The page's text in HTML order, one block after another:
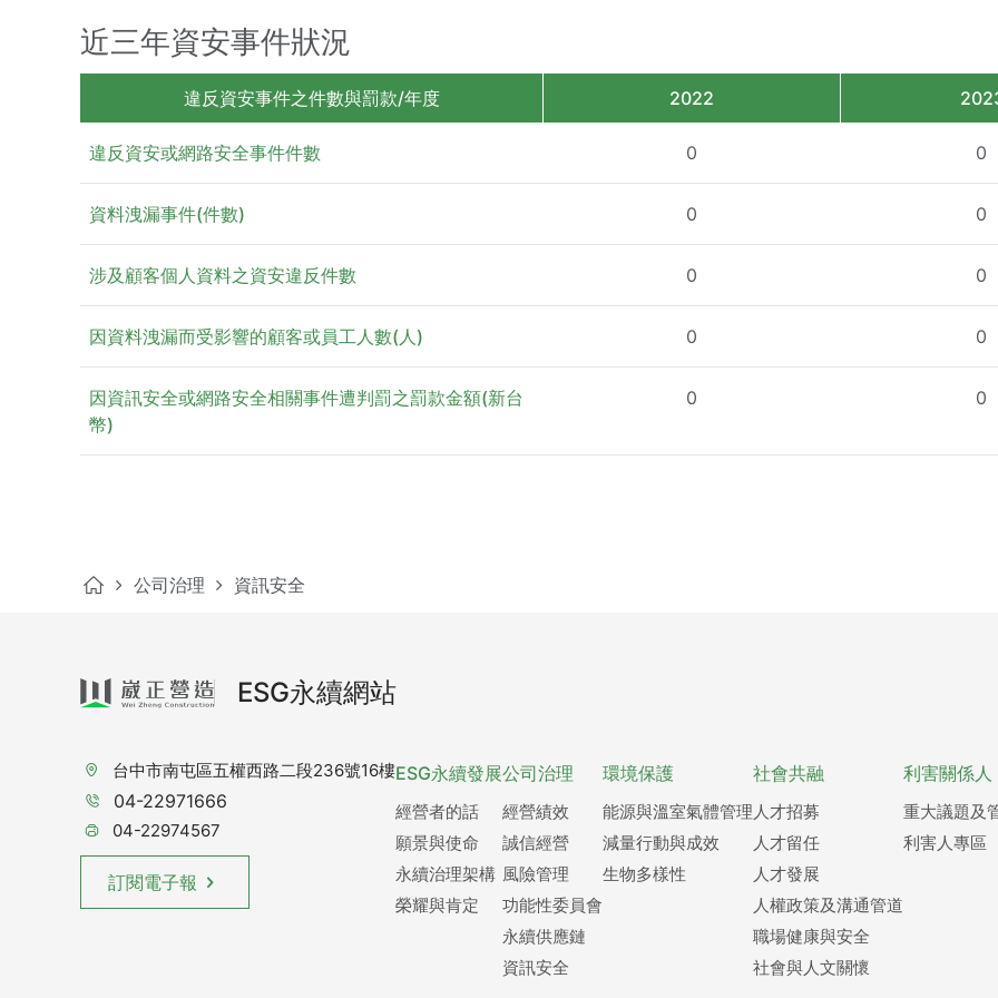
近三年資安事件狀況
違反資安事件之件數與罰款/年度 2022
違反資安或網路安全事件件數 0 0
資料洩漏事件(件數) 0 0
涉及顧客個人資料之資安違反件數 0 0
因資料洩漏而受影響的顧客或員工人數(人) 0 0
因資訊安全或網路安全相關事件遭判罰之罰款金額(新台
幣)
0 0
公司治理 資訊安全
ESG永續網站
台中市南屯區五權西路二段236號16樓
04-22971666
04-22974567
訂閱電子報
ESG永續發展
經營者的話
願景與使命
永續治理架構
榮耀與肯定
公司治理
經營績效
誠信經營
風險管理
功能性委員會
永續供應鏈
資訊安全
環境保護
能源與溫室氣體管理
減量行動與成效
生物多樣性
社會共融
人才招募
人才留任
人才發展
人權政策及溝通管道
職場健康與安全
社會與人文關懷
利害關係人
重大議題及
利害人專區